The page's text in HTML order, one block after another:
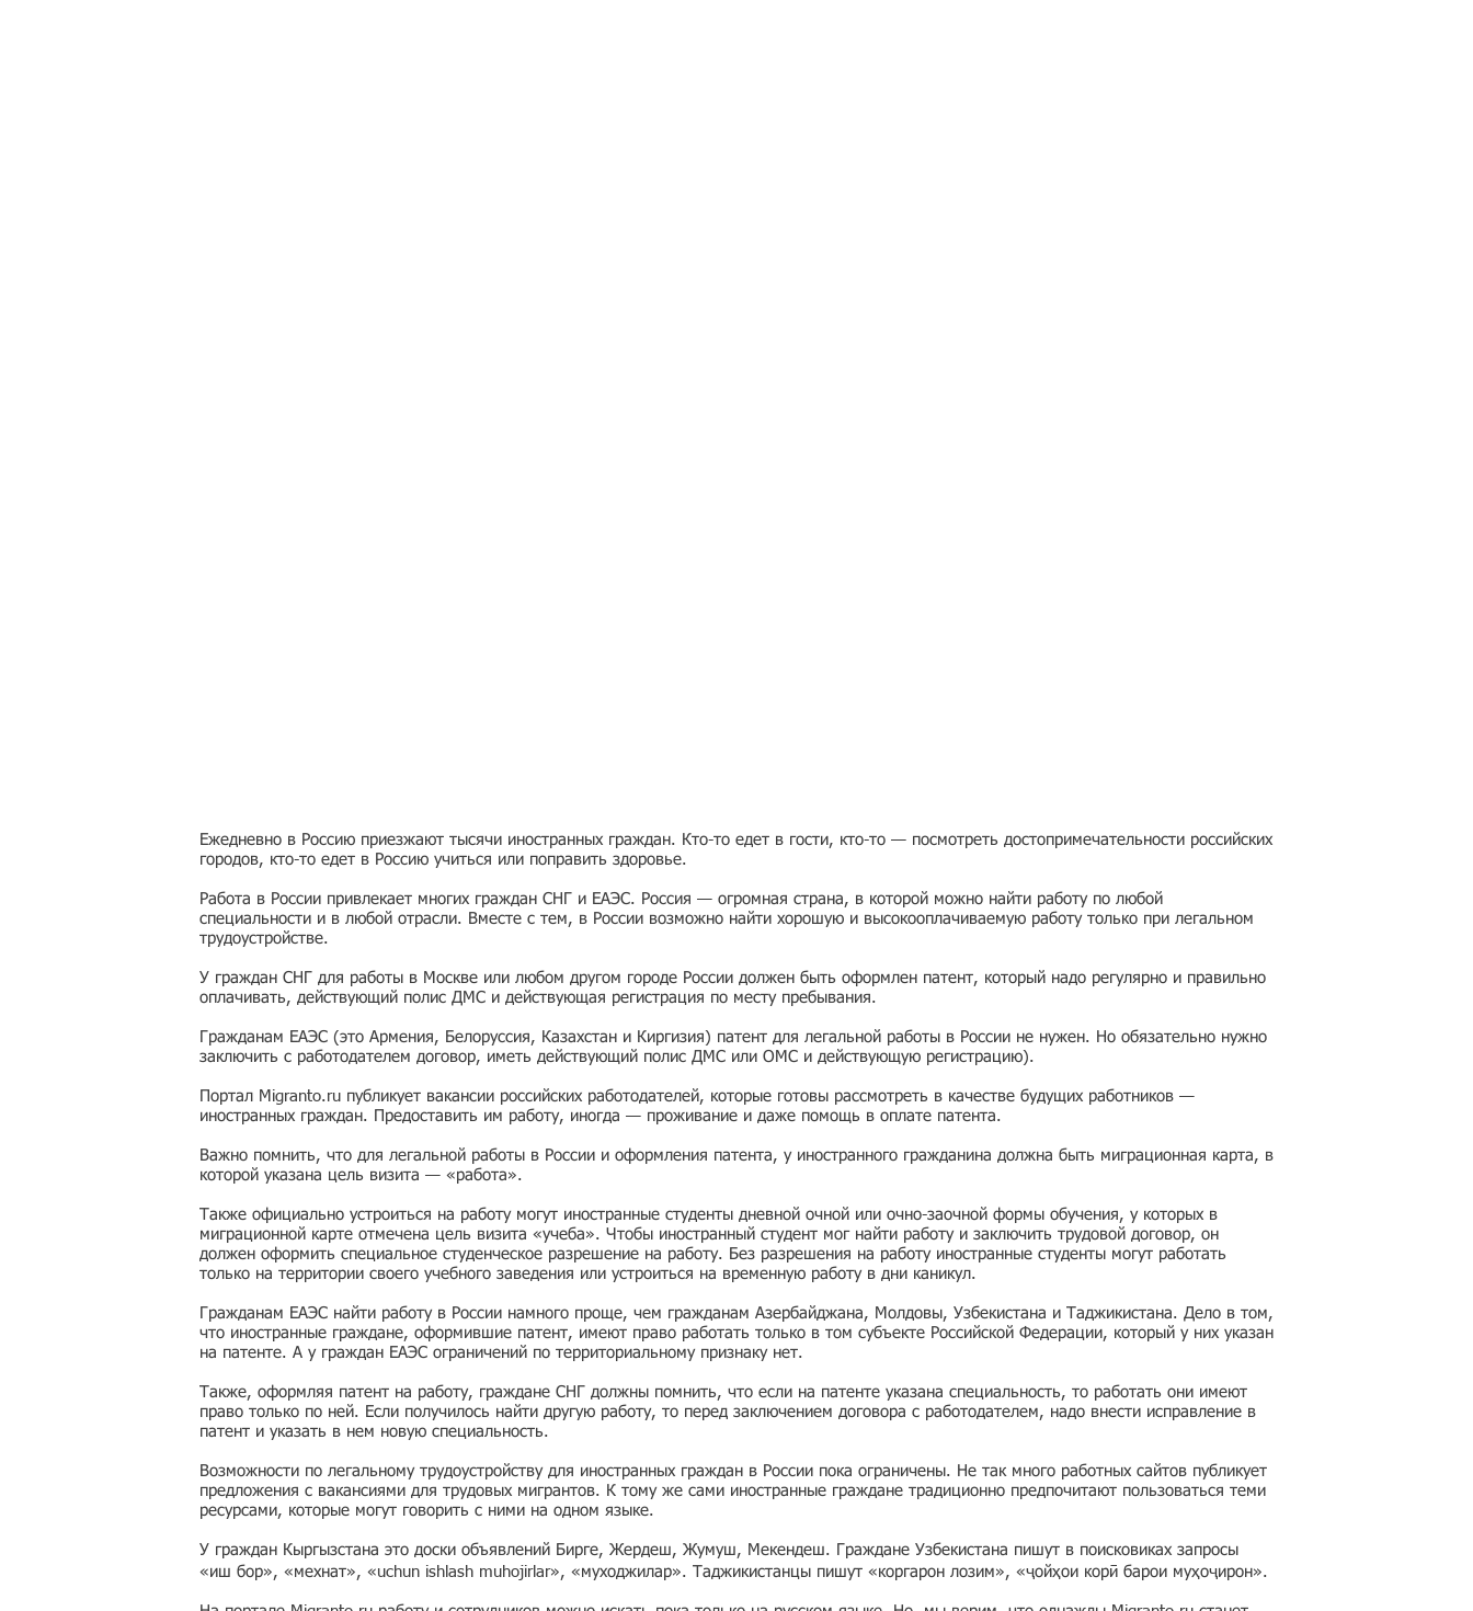
Ежедневно в Россию приезжают тысячи иностранных граждан. Кто-то едет в гости, кто-то — посмотреть достопримечательности российских
городов, кто-то едет в Россию учиться или поправить здоровье.
Работа в России привлекает многих граждан СНГ и ЕАЭС. Россия — огромная страна, в которой можно найти работу по любой
специальности и в любой отрасли. Вместе с тем, в России возможно найти хорошую и высокооплачиваемую работу только при легальном
трудоустройстве.
У граждан СНГ для работы в Москве или любом другом городе России должен быть оформлен патент, который надо регулярно и правильно
оплачивать, действующий полис ДМС и действующая регистрация по месту пребывания.
Гражданам ЕАЭС (это Армения, Белоруссия, Казахстан и Киргизия) патент для легальной работы в России не нужен. Но обязательно нужно
заключить с работодателем договор, иметь действующий полис ДМС или ОМС и действующую регистрацию).
Портал Migranto.ru публикует вакансии российских работодателей, которые готовы рассмотреть в качестве будущих работников —
иностранных граждан. Предоставить им работу, иногда — проживание и даже помощь в оплате патента.
Важно помнить, что для легальной работы в России и оформления патента, у иностранного гражданина должна быть миграционная карта, в
которой указана цель визита — «работа».
Также официально устроиться на работу могут иностранные студенты дневной очной или очно-заочной формы обучения, у которых в
миграционной карте отмечена цель визита «учеба». Чтобы иностранный студент мог найти работу и заключить трудовой договор, он
должен оформить специальное студенческое разрешение на работу. Без разрешения на работу иностранные студенты могут работать
только на территории своего учебного заведения или устроиться на временную работу в дни каникул.
Гражданам ЕАЭС найти работу в России намного проще, чем гражданам Азербайджана, Молдовы, Узбекистана и Таджикистана. Дело в том,
что иностранные граждане, оформившие патент, имеют право работать только в том субъекте Российской Федерации, который у них указан
на патенте. А у граждан ЕАЭС ограничений по территориальному признаку нет.
Также, оформляя патент на работу, граждане СНГ должны помнить, что если на патенте указана специальность, то работать они имеют
право только по ней. Если получилось найти другую работу, то перед заключением договора с работодателем, надо внести исправление в
патент и указать в нем новую специальность.
Возможности по легальному трудоустройству для иностранных граждан в России пока ограничены. Не так много работных сайтов публикует
предложения с вакансиями для трудовых мигрантов. К тому же сами иностранные граждане традиционно предпочитают пользоваться теми
ресурсами, которые могут говорить с ними на одном языке.
У граждан Кыргызстана это доски объявлений Бирге, Жердеш, Жумуш, Мекендеш. Граждане Узбекистана пишут в поисковиках запросы
«иш бор», «мехнат», «uchun ishlash muhojirlar», «муходжилар». Таджикистанцы пишут «коргарон лозим», «ҷойҳои корӣ барои муҳоҷирон».